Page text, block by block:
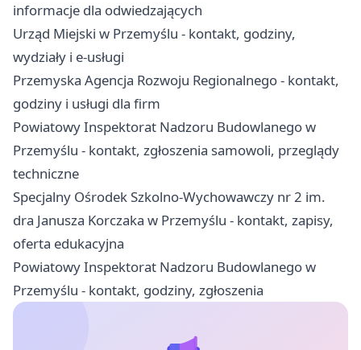
informacje dla odwiedzających
Urząd Miejski w Przemyślu - kontakt, godziny,
wydziały i e-usługi
Przemyska Agencja Rozwoju Regionalnego - kontakt,
godziny i usługi dla firm
Powiatowy Inspektorat Nadzoru Budowlanego w
Przemyślu - kontakt, zgłoszenia samowoli, przeglądy
techniczne
Specjalny Ośrodek Szkolno-Wychowawczy nr 2 im.
dra Janusza Korczaka w Przemyślu - kontakt, zapisy,
oferta edukacyjna
Powiatowy Inspektorat Nadzoru Budowlanego w
Przemyślu - kontakt, godziny, zgłoszenia